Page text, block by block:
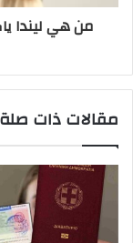
من هي ليندا
مقالات ذات صلة